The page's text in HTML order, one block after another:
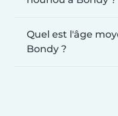
Quel est l'âge
Bondy ?